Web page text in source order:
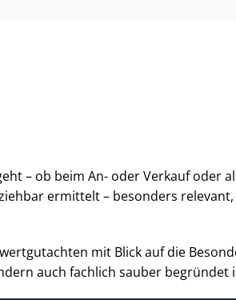
– ob beim An- oder Verkauf oder
ermittelt – besonders
mit Blick auf die
auch fachlich sauber begründet